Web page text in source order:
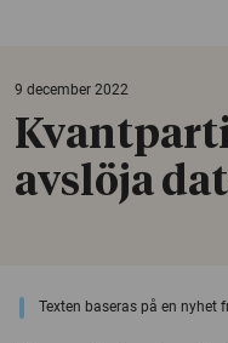
9 december 2022
avslöja
Texten baseras på en nyhet